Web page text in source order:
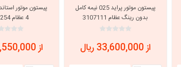
نیسان وانت
پیستون موتور پراید 025 نیمه کامل
بدون رینگ عظام 3107111
از 33,600,000 ریال
پیستون موتور
4 عظام 3107254
از 32,550,000 ریال